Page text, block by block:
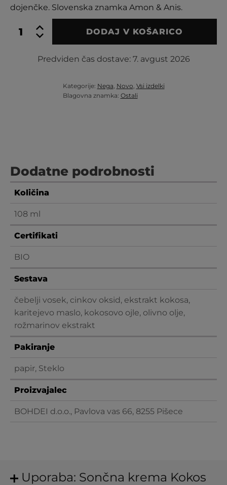
dojenčke. Slovenska znamka Amon & Anis.
Sončna
krema
DODAJ V KOŠARICO
Predviden čas dostave:7. avgust 2026
Kategorije: Nega, Novo, Vsi izdelki
Blagovna znamka: Ostali
Dodatne podrobnosti
Količina
108 ml
Certifikati
BIO
Sestava
čebelji vosek, cinkov oksid, ekstrakt kokosa,
karitejevo maslo, kokosovo ojle, olivno olje,
rožmarinov ekstrakt
Pakiranje
papir, Steklo
Proizvajalec
BOHDEI d.o.o., Pavlova vas 66, 8255 Pišece
Uporaba: Sončna krema Kokos